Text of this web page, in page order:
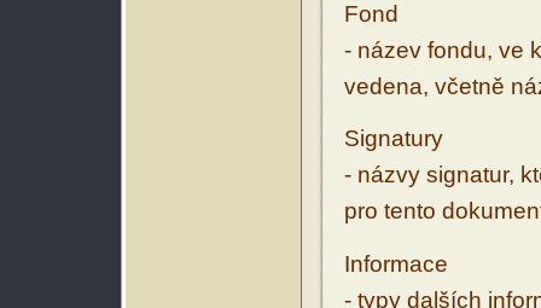
Fond
- název fondu, ve
vedena, včetně
Signatury
- názvy signatur,
pro tento
Informace
- typy dalších